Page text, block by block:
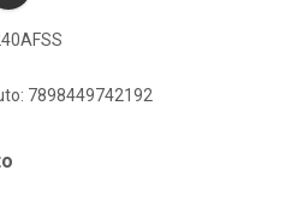
7898449742192